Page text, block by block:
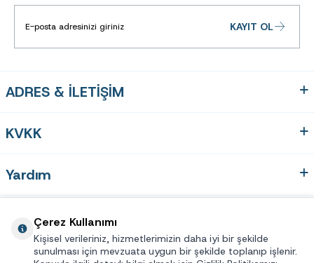
KAYIT OL
ADRES & İLETİŞİM
KVKK
Yardım
Hızlı Erişim
Çerez Kullanımı
Kişisel verileriniz, hizmetlerimizin daha iyi bir şekilde
sunulması için mevzuata uygun bir şekilde toplanıp işlenir.